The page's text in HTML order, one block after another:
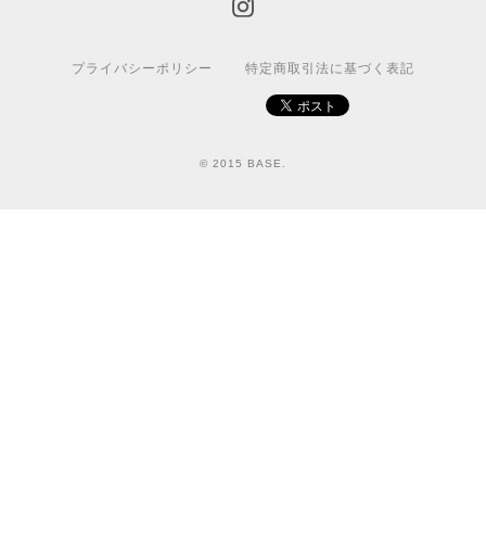
プライバシーポリシー 特定商取引法に基づく表記
© 2015 BASE.